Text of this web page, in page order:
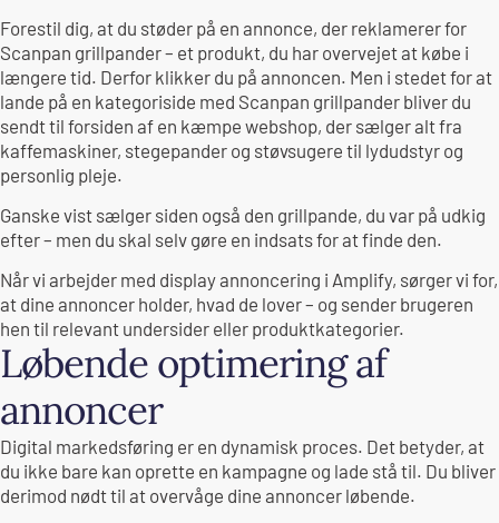
Forestil dig, at du støder på en annonce, der reklamerer for
Scanpan grillpander – et produkt, du har overvejet at købe i
længere tid. Derfor klikker du på annoncen. Men i stedet for at
lande på en kategoriside med Scanpan grillpander bliver du
sendt til forsiden af en kæmpe webshop, der sælger alt fra
kaffemaskiner, stegepander og støvsugere til lydudstyr og
personlig pleje.
Ganske vist sælger siden også den grillpande, du var på udkig
efter – men du skal selv gøre en indsats for at finde den.
Når vi arbejder med display annoncering i Amplify, sørger vi for,
at dine annoncer holder, hvad de lover – og sender brugeren
hen til relevant undersider eller produktkategorier.
Løbende optimering af
annoncer
Digital markedsføring er en dynamisk proces. Det betyder, at
du ikke bare kan oprette en kampagne og lade stå til. Du bliver
derimod nødt til at overvåge dine annoncer løbende.